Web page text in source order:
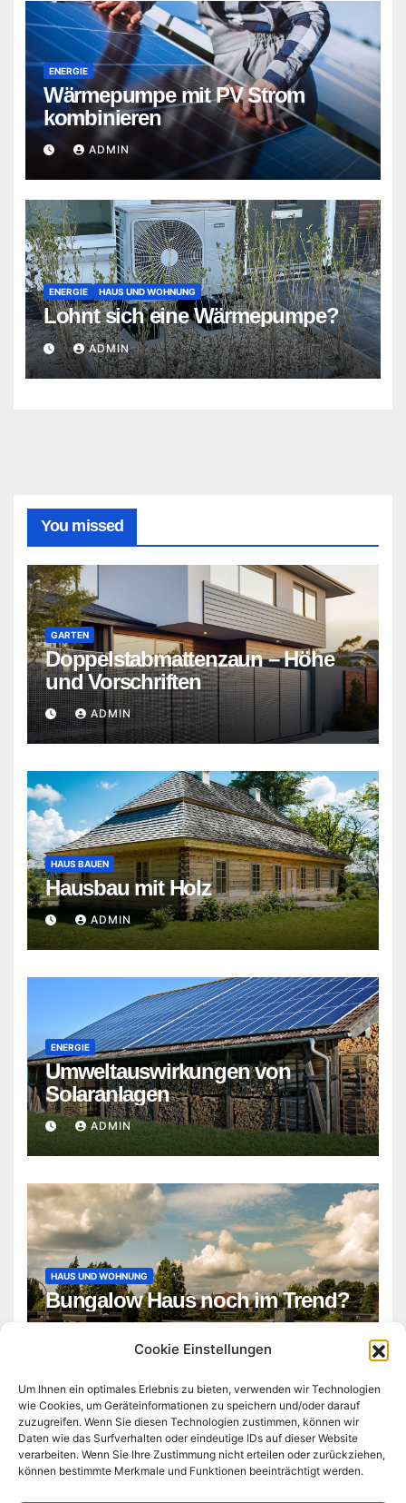
Cookie Einstellungen
Um Ihnen ein optimales Erlebnis zu bieten, verwenden wir Technologien
wie Cookies, um Geräteinformationen zu speichern und/oder darauf
zuzugreifen. Wenn Sie diesen Technologien zustimmen, können wir
Daten wie das Surfverhalten oder eindeutige IDs auf dieser Website
verarbeiten. Wenn Sie Ihre Zustimmung nicht erteilen oder zurückziehen,
können bestimmte Merkmale und Funktionen beeinträchtigt werden.
ENERGIE
Wärmepumpe mit PV Strom
kombinieren
ADMIN
ENERGIE HAUS UND WOHNUNG
Lohnt sich eine Wärmepumpe?
ADMIN
You missed
GARTEN
Doppelstabmattenzaun – Höhe
und Vorschriften
ADMIN
HAUS BAUEN
Hausbau mit Holz
ADMIN
ENERGIE
Umweltauswirkungen von
Solaranlagen
ADMIN
HAUS UND WOHNUNG
Bungalow Haus noch im Trend?
technologie-business-tag.de